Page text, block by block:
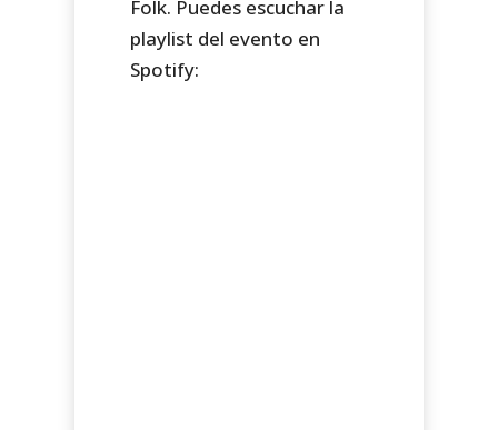
Folk. Puedes escuchar la
playlist del evento en
Spotify: